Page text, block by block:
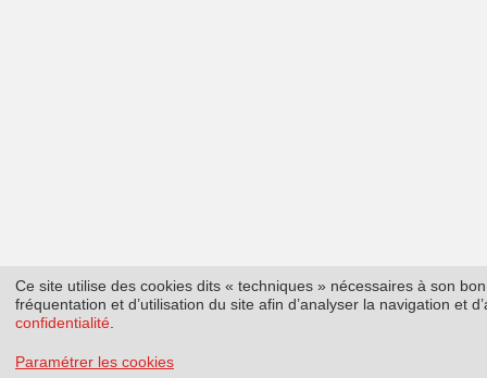
Ce site utilise des cookies dits « techniques » nécessaires à son
fréquentation et d’utilisation du site afin d’analyser la navigation et
confidentialité
Paramétrer les cookies